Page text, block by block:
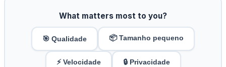
What matters most to you?
🎯 Qualidade 📦 Tamanho pequeno
⚡ Velocidade 🔒 Privacidade